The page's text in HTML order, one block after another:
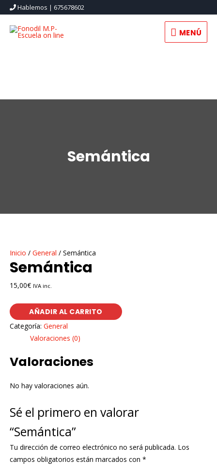
Hablemos | 675678602
MENÚ
Semántica
Inicio / General / Semántica
Semántica
15,00€ IVA inc.
AÑADIR AL CARRITO
Categoría: General
Valoraciones (0)
Valoraciones
No hay valoraciones aún.
Sé el primero en valorar
“Semántica”
Tu dirección de correo electrónico no será publicada. Los
campos obligatorios están marcados con *